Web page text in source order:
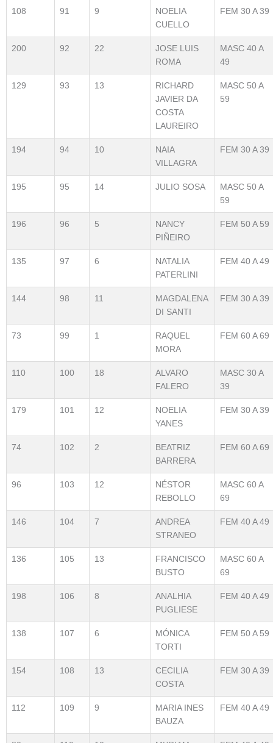
108 91 9
NOELIA
CUELLO
FEM 30 A 39
200 92 22
JOSE LUIS
ROMA
MASC 40 A
49
129 93 13
RICHARD
JAVIER DA
COSTA
LAUREIRO
MASC 50 A
59
194 94 10
NAIA
VILLAGRA
FEM 30 A 39
195 95 14 JULIO SOSA
MASC 50 A
59
196 96 5
NANCY
PIÑEIRO
FEM 50 A 59
135 97 6
NATALIA
PATERLINI
FEM 40 A 49
144 98 11
MAGDALENA
DI SANTI
FEM 30 A 39
73 99 1
RAQUEL
MORA
FEM 60 A 69
110 100 18
ALVARO
FALERO
MASC 30 A
39
179 101 12
NOELIA
YANES
FEM 30 A 39
74 102 2
BEATRIZ
BARRERA
FEM 60 A 69
96 103 12
NÉSTOR
REBOLLO
MASC 60 A
69
146 104 7
ANDREA
STRANEO
FEM 40 A 49
136 105 13
FRANCISCO
BUSTO
MASC 60 A
69
198 106 8
ANALHIA
PUGLIESE
FEM 40 A 49
138 107 6
MÓNICA
TORTI
FEM 50 A 59
154 108 13
CECILIA
COSTA
FEM 30 A 39
112 109 9
MARIA INES
BAUZA
FEM 40 A 49